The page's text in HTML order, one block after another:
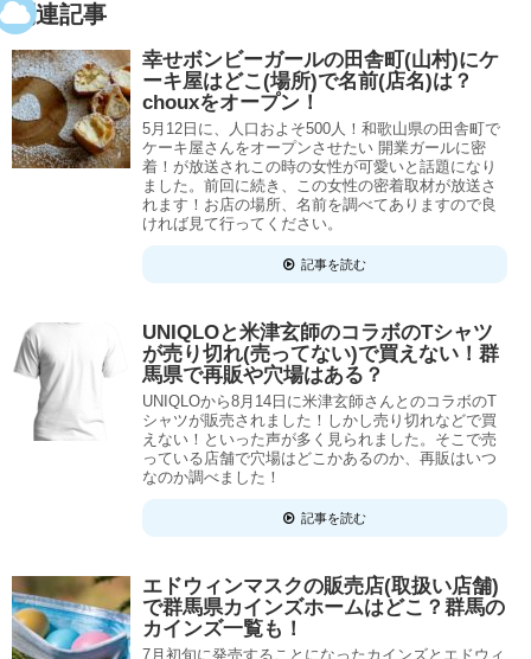
関連記事
幸せボンビーガールの田舎町(山村)にケ
ーキ屋はどこ(場所)で名前(店名)は？
chouxをオープン！
5月12日に、人口およそ500人！和歌山県の田舎町で
ケーキ屋さんをオープンさせたい 開業ガールに密
着！が放送されこの時の女性が可愛いと話題になり
ました。前回に続き、この女性の密着取材が放送さ
れます！お店の場所、名前を調べてありますので良
ければ見て行ってください。
記事を読む
UNIQLOと米津玄師のコラボのTシャツ
が売り切れ(売ってない)で買えない！群
馬県で再販や穴場はある？
UNIQLOから8月14日に米津玄師さんとのコラボのT
シャツが販売されました！しかし売り切れなどで買
えない！といった声が多く見られました。そこで売
っている店舗で穴場はどこかあるのか、再販はいつ
なのか調べました！
記事を読む
エドウィンマスクの販売店(取扱い店舗)
で群馬県カインズホームはどこ？群馬の
カインズ一覧も！
7月初旬に発売することになったカインズとエドウィ